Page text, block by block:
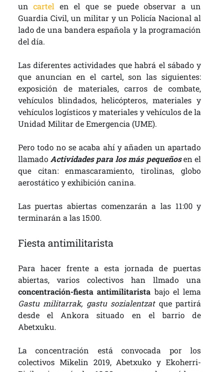
uncartel en el que se puede observar a un
Guardia Civil, un militar y un Policía Nacional al
lado de una bandera española y la programación
del día.
Las diferentes actividades que habrá el sábado y
que anuncian en el cartel, son las siguientes:
exposición de materiales, carros de combate,
vehículos blindados, helicópteros, materiales y
vehículos logísticos y materiales y vehículos de la
Unidad Militar de Emergencia (UME).
Pero todo no se acaba ahí y añaden un apartado
llamadoActividades para los más pequeños en el
que citan: enmascaramiento, tirolinas, globo
aerostático y exhibición canina.
Las puertas abiertas comenzarán a las 11:00 y
terminarán a las 15:00.
Fiesta antimilitarista
Para hacer frente a esta jornada de puertas
abiertas, varios colectivos han llmado una
concentración-fiesta antimilitarista bajo el lema
Gastu militarrak, gastu sozialentzatque partirá
desde el Ankora situado en el barrio de
Abetxuku.
La concentración está convocada por los
colectivos Mikelin 2019, Abetxuko y Ekoherri-